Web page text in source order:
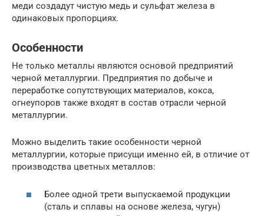
меди создадут чистую медь и сульфат железа в
одинаковых пропорциях.
Особенности
Не только металлы являются основой предприятий
черной металлургии. Предприятия по добыче и
переработке сопутствующих материалов, кокса,
огнеупоров также входят в состав отрасли черной
металлургии.
Можно выделить такие особенности черной
металлургии, которые присущи именно ей, в отличие от
производства цветных металлов:
Более одной трети выпускаемой продукции
(сталь и сплавы на основе железа, чугун)